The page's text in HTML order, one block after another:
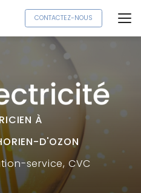
CONTACTEZ-NOUS
À
D'OZON
service, CVC